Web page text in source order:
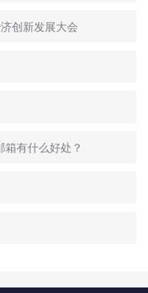
创新发展大会
有什么好处？